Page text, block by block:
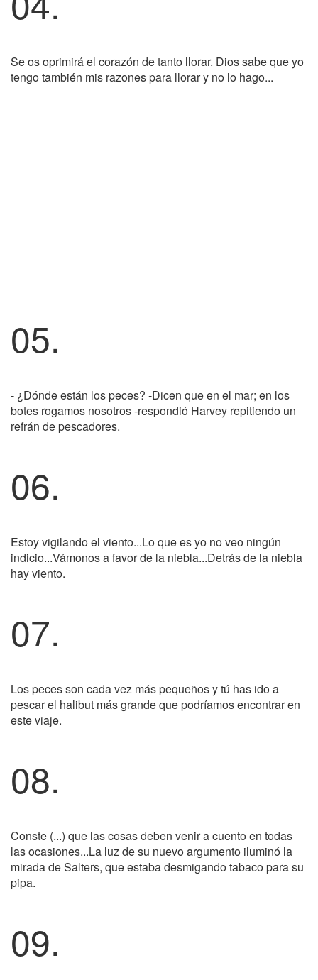
Se os oprimirá el corazón de tanto llorar. Dios sabe que yo
tengo también mis razones para llorar y no lo hago...
05.
- ¿Dónde están los peces? -Dicen que en el mar; en los
botes rogamos nosotros -respondió Harvey repitiendo un
refrán de pescadores.
06.
Estoy vigilando el viento...Lo que es yo no veo ningún
indicio...Vámonos a favor de la niebla...Detrás de la niebla
hay viento.
07.
Los peces son cada vez más pequeños y tú has ido a
pescar el halibut más grande que podríamos encontrar en
este viaje.
08.
Conste (...) que las cosas deben venir a cuento en todas
las ocasiones...La luz de su nuevo argumento iluminó la
mirada de Salters, que estaba desmigando tabaco para su
pipa.
09.